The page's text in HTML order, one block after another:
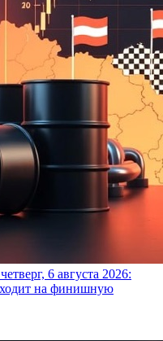
6 августа 2026:
на финишную